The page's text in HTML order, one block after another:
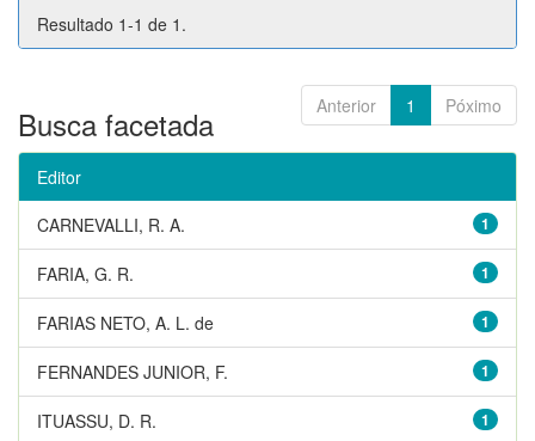
Resultado 1-1 de 1.
Anterior 1 Póximo
Busca facetada
Editor
1
CARNEVALLI, R. A.
1
FARIA, G. R.
1
FARIAS NETO, A. L. de
1
FERNANDES JUNIOR, F.
1
ITUASSU, D. R.